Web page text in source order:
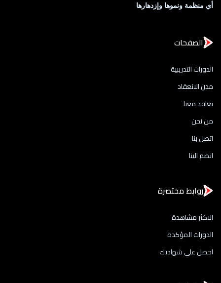
أي منظمة ونموها وإزدهارها
الصفحات
الدورات التدريبية
مدن الانعقاد
تعاقد معنا
من نحن
اتصل بنا
انضم الينا
روابط مختصرة
الاكثر مشاهدة
الدورات المؤكدة
احصل علي شهادتك